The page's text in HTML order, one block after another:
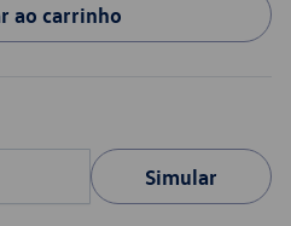
ao carrinho
Simular